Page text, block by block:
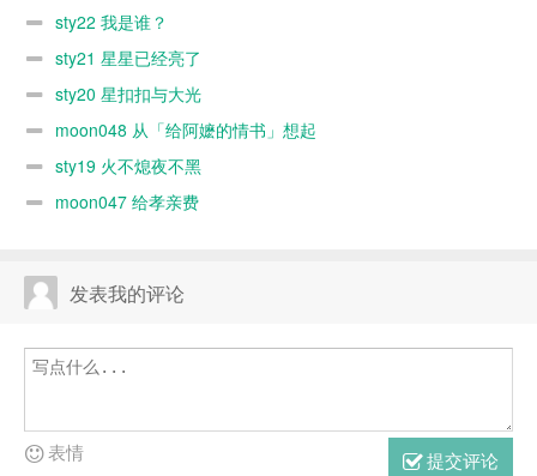
sty22 我是谁？
sty21 星星已经亮了
sty20 星扣扣与大光
moon048 从「给阿嬷的情书」想起
sty19 火不熄夜不黑
moon047 给孝亲费
发表我的评论
提交评论
表情